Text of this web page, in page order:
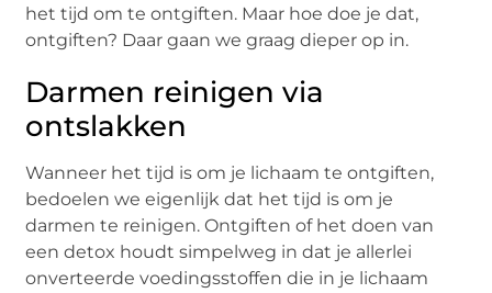
het tijd om te ontgiften. Maar hoe doe je dat,
ontgiften? Daar gaan we graag dieper op in.
Darmen reinigen via
ontslakken
Wanneer het tijd is om je lichaam te ontgiften,
bedoelen we eigenlijk dat het tijd is om je
darmen te reinigen. Ontgiften of het doen van
een detox houdt simpelweg in dat je allerlei
onverteerde voedingsstoffen die in je lichaam